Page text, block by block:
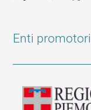
Enti promotori